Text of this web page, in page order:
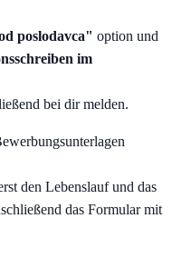
poslodavca" option und
im
bei dir melden.
den Lebenslauf und das
das Formular mit